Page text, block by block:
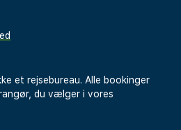
et rejsebureau. Alle bookinger
du vælger i vores